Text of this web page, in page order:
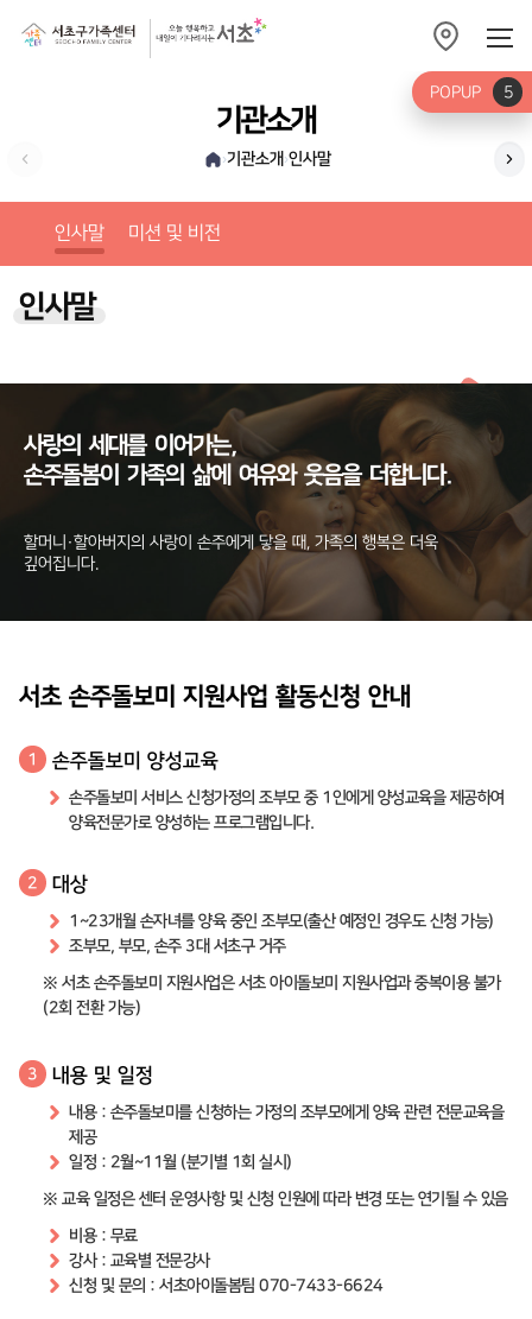
기관소개
›기관소개 ›인사말 미
인사말 미션 및 비전
인사말
사랑의 세대를 이어가는,
손주돌봄이 가족의 삶에 여유와 웃음을 더합니다.
할머니·할아버지의 사랑이 손주에게 닿을 때, 가족의 행복은 더욱
깊어집니다.
서초 손주돌보미 지원사업 활동신청 안내
1 손주돌보미 양성교육
손주돌보미 서비스 신청가정의 조부모 중 1인에게 양성교육을 제공하여
양육전문가로 양성하는 프로그램입니다.
2 대상
1~23개월 손자녀를 양육 중인 조부모(출산 예정인 경우도 신청 가능)
조부모, 부모, 손주 3대 서초구 거주
※ 서초 손주돌보미 지원사업은 서초 아이돌보미 지원사업과 중복이용 불가
(2회 전환 가능)
3 내용 및 일정
내용 : 손주돌보미를 신청하는 가정의 조부모에게 양육 관련 전문교육을
제공
일정 : 2월~11월 (분기별 1회 실시)
※ 교육 일정은 센터 운영사항 및 신청 인원에 따라 변경 또는 연기될 수 있음
비용 : 무료
강사 : 교육별 전문강사
신청 및 문의 : 서초아이돌봄팀 070-7433-6624
POPUP 5